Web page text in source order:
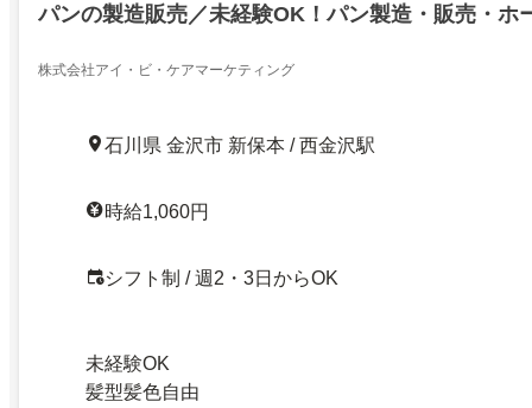
パンの製造販売／未経験OK！パン製造・販売・ホ
株式会社アイ・ビ・ケアマーケティング
石川県 金沢市 新保本 / 西金沢駅
時給1,060円
シフト制 / 週2・3日からOK
未経験OK
髪型髪色自由